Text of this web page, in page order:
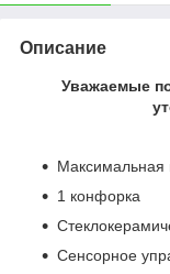
Описание
Уважаемые
Максимальная
1 конфорка
Сенсорное